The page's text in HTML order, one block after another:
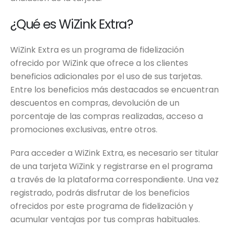
¿Qué es WiZink Extra?
WiZink Extra es un programa de fidelización
ofrecido por WiZink que ofrece a los clientes
beneficios adicionales por el uso de sus tarjetas.
Entre los beneficios más destacados se encuentran
descuentos en compras, devolución de un
porcentaje de las compras realizadas, acceso a
promociones exclusivas, entre otros.
Para acceder a WiZink Extra, es necesario ser titular
de una tarjeta WiZink y registrarse en el programa
a través de la plataforma correspondiente. Una vez
registrado, podrás disfrutar de los beneficios
ofrecidos por este programa de fidelización y
acumular ventajas por tus compras habituales.